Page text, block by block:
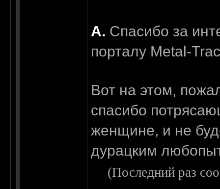
А. Спасибо за
порталу Metal-
Вот на этом,
спасибо
женщине, и не
дурацким
(Последний раз